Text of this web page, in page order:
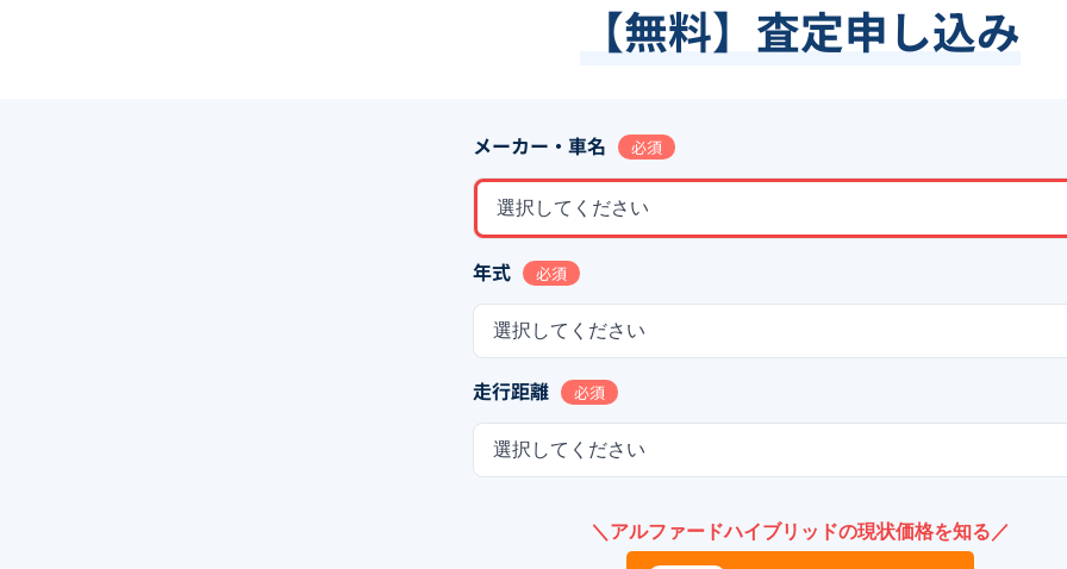
【無料】査定申し込み
メーカー・車名 必須
選択してください
年式 必須
選択してください
走行距離 必須
選択してください
＼アルファードハイブリッドの現状価格を知る／